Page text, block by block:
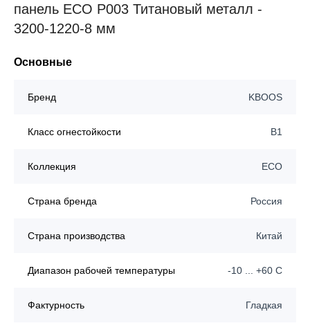
панель ECO P003 Титановый металл -
3200-1220-8 мм
Основные
Бренд KBOOS
Класс огнестойкости B1
Коллекция ECO
Страна бренда Россия
Страна производства Китай
Диапазон рабочей температуры -10 ... +60 C
Фактурность Гладкая